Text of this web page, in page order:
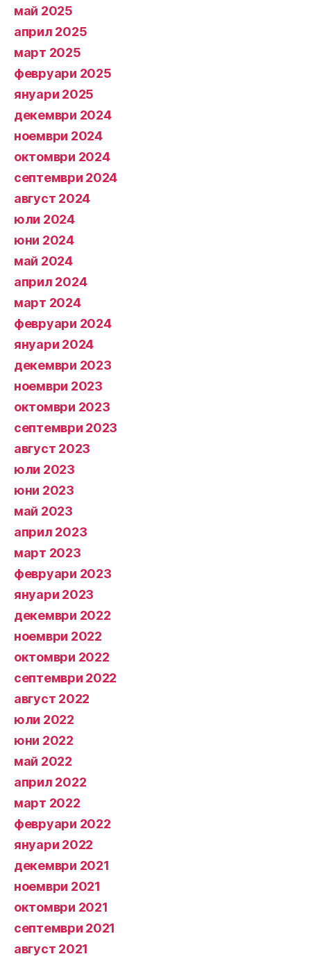
май 2025
април 2025
март 2025
февруари 2025
януари 2025
декември 2024
ноември 2024
октомври 2024
септември 2024
август 2024
юли 2024
юни 2024
май 2024
април 2024
март 2024
февруари 2024
януари 2024
декември 2023
ноември 2023
октомври 2023
септември 2023
август 2023
юли 2023
юни 2023
май 2023
април 2023
март 2023
февруари 2023
януари 2023
декември 2022
ноември 2022
октомври 2022
септември 2022
август 2022
юли 2022
юни 2022
май 2022
април 2022
март 2022
февруари 2022
януари 2022
декември 2021
ноември 2021
октомври 2021
септември 2021
август 2021